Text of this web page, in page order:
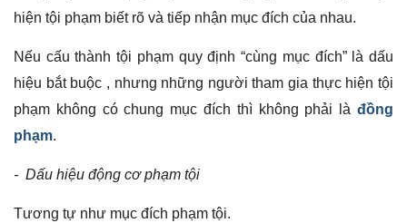
hiện tội phạm biết rõ và tiếp nhận mục đích của nhau.
Nếu cấu thành tội phạm quy định “cùng mục đích” là dấu
hiệu bắt buộc , nhưng những người tham gia thực hiện tội
phạm không có chung mục đích thì không phải là đồng
phạm.
- Dấu hiệu động cơ phạm tội
Tương tự như mục đích phạm tội.